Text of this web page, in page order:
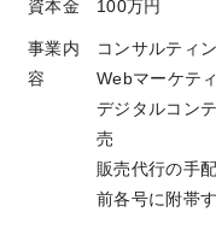
資本金 100万円
事業内
容
コンサルティ
Webマーケテ
デジタルコン
売
販売代行の手
前各号に附帯